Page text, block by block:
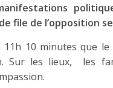
file de
11h 10 minutes que
Sur les lieux, les